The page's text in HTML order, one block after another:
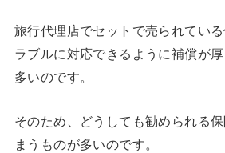
旅行代理店でセットで売られてい
ラブルに対応できるように補償が
多いのです。
そのため、どうしても勧められる
まうものが多いのです。